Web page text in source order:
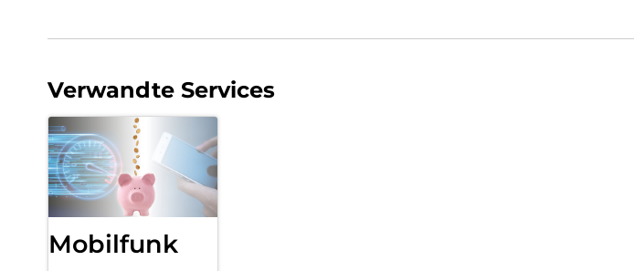
Verwandte Services
Mobilfunk